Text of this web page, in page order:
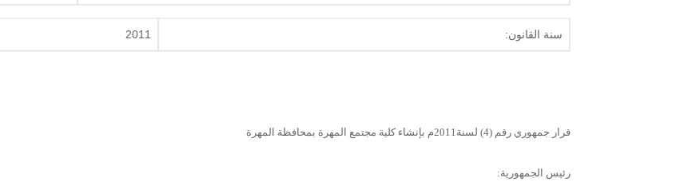
سنة القانون: 2011
قرار جمهوري رقم (4) لسنة2011م بإنشاء كلية مجتمع المهرة بمحافظة المهرة
رئيس الجمهورية: